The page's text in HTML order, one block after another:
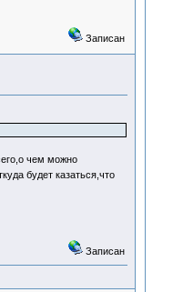
Записан
чем можно
будет казаться,что
Записан